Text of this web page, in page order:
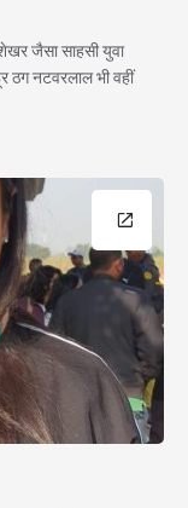
जैसा साहसी युवा
ठग नटवरलाल भी वहीं